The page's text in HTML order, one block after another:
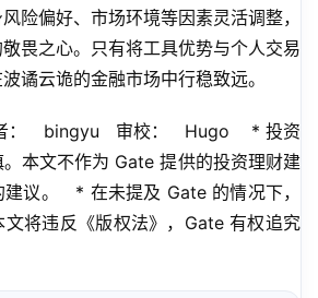
险偏好、市场环境等因素灵活调整，
畏之心。只有将工具优势与个人交易
谲云诡的金融市场中行稳致远。
：   bingyu   审校：   Hugo    * 投资
本文不作为 Gate 提供的投资理财建
议。   * 在未提及 Gate 的情况下，
文将违反《版权法》，Gate 有权追究